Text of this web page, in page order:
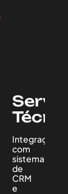
Integração
com
sistemas
de
CRM
e